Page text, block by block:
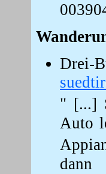
" [...]
Auto
dann